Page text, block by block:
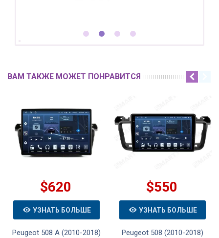
ВАМ ТАКЖЕ МОЖЕТ ПОНРАВИТСЯ
$620
УЗНАТЬ БОЛЬШЕ
Peugeot 508 A (2010-2018)
$550
УЗНАТЬ БОЛЬШЕ
Peugeot 508 (2010-2018)